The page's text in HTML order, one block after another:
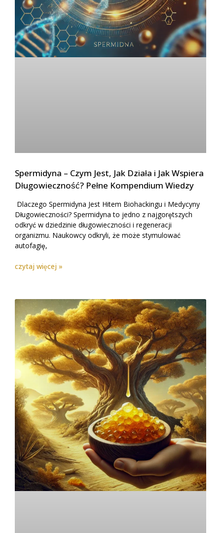
Spermidyna – Czym Jest, Jak Działa i Jak Wspiera
Długowieczność? Pełne Kompendium Wiedzy
Dlaczego Spermidyna Jest Hitem Biohackingu i Medycyny
Długowieczności? Spermidyna to jedno z najgorętszych
odkryć w dziedzinie długowieczności i regeneracji
organizmu. Naukowcy odkryli, że może stymulować
autofagię,
czytaj więcej »